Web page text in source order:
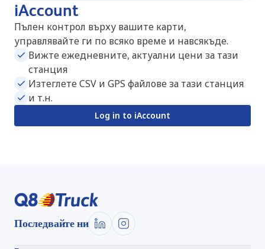
iAccount
Пълен контрол върху вашите карти,
управлявайте ги по всяко време и навсякъде.
Вижте ежедневните, актуални цени за тази
станция
Изтеглете CSV и GPS файлове за тази станция
и т.н.
Log in to iAccount
Последвайте ни